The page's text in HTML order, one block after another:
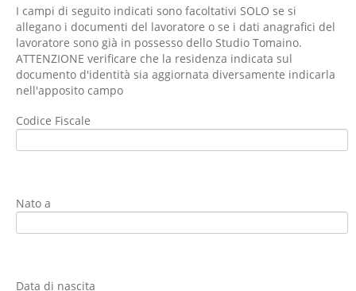
I campi di seguito indicati sono facoltativi SOLO se si
allegano i documenti del lavoratore o se i dati anagrafici del
lavoratore sono già in possesso dello Studio Tomaino.
ATTENZIONE verificare che la residenza indicata sul
documento d'identità sia aggiornata diversamente indicarla
nell'apposito campo
Codice Fiscale
Nato a
Data di nascita